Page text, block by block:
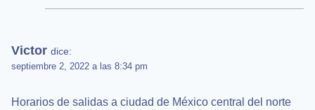
Victor dice:
septiembre 2, 2022 a las 8:34 pm
Horarios de salidas a ciudad de México central del norte